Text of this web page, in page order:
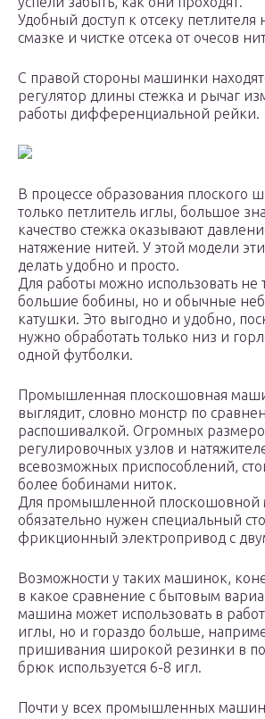
Удобный доступ к отсеку
смазке и чистке отсека от очесов
С правой стороны машинки
регулятор длины стежка и рычаг
работы дифференциальной рейки.
В процессе образования плоского
только петлитель иглы, большое
качество стежка оказывают
натяжение нитей. У этой модели
делать удобно и просто.
Для работы можно использовать не
большие бобины, но и обычные
катушки. Это выгодно и удобно,
нужно обработать только низ и
одной футболки.
Промышленная плоскошовная
выглядит, словно монстр по
распошивалкой. Огромных
регулировочных узлов и
всевозможных приспособлений,
более бобинами ниток.
Для промышленной
обязательно нужен специальный
фрикционный электропривод с
Возможности у таких машинок,
в какое сравнение с бытовым
машина может использовать в
иглы, но и гораздо больше,
пришивания широкой резинки в
брюк используется 6-8 игл.
Почти у всех промышленных машин